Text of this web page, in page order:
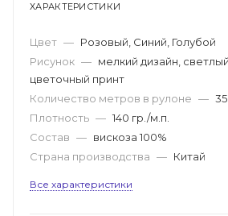
ХАРАКТЕРИСТИКИ
Цвет — Розовый, Синий, Голубой
Рисунок — мелкий дизайн,
цветочный принт
Количество метров в рулоне —
Плотность — 140 гр./м.п.
Состав — вискоза 100%
Страна производства — Китай
Все характеристики